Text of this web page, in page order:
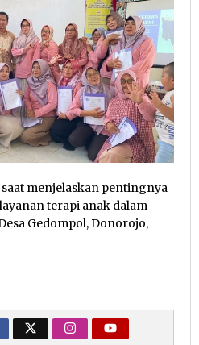
saat menjelaskan pentingnya
terapi anak dalam
Gedompol, Donorojo,